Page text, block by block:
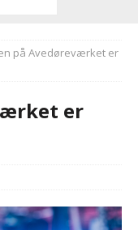
på Avedøreværket er
er